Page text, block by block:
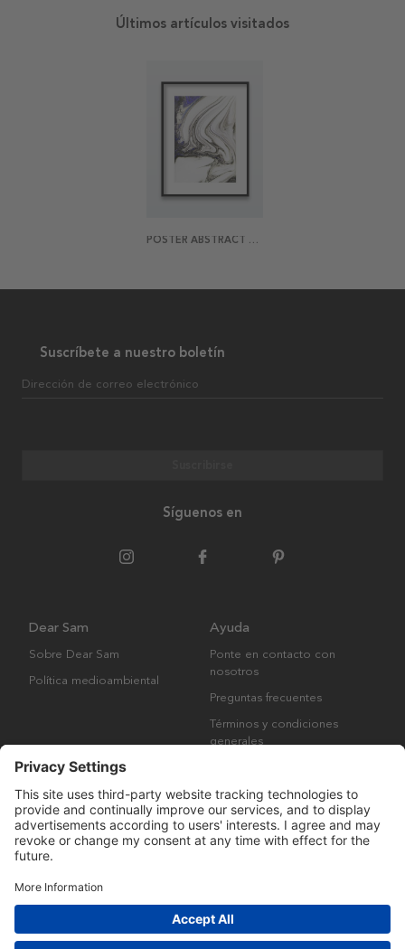
Últimos artículos visitados
POSTER ABSTRACT MARBLE
Suscríbete a nuestro boletín
Dirección de correo electrónico
Síguenos en
Dear Sam
Sobre Dear Sam
Política medioambiental
Ayuda
Ponte en contacto con
nosotros
Preguntas frecuentes
Términos y condiciones
generales
Derechos de autor © Many Brands AB 2023. Todos los derechos